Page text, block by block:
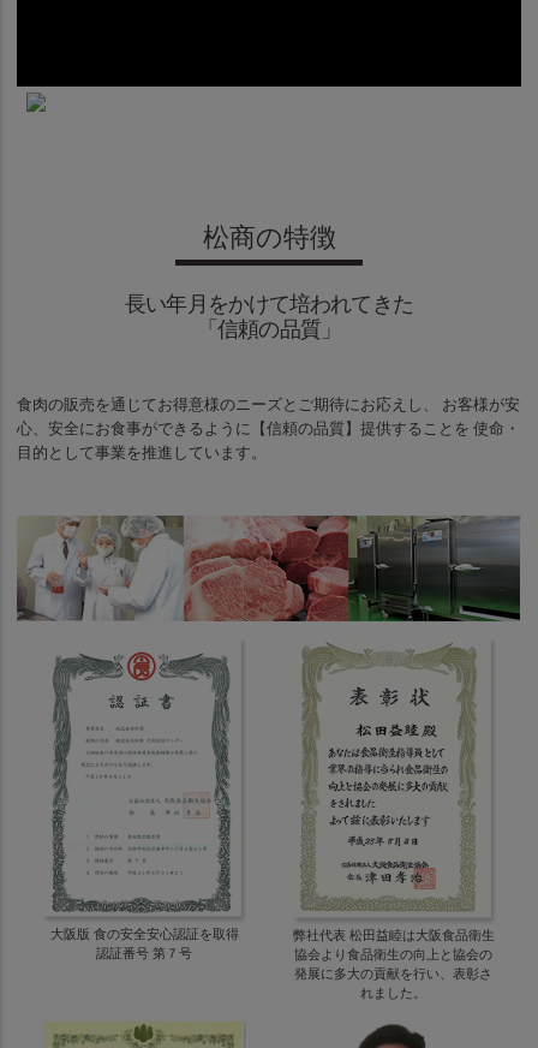
松商の特徴
長い年月をかけて培われてきた
「信頼の品質」
食肉の販売を通じてお得意様のニーズとご期待にお応えし、 お客様が安
心、安全にお食事ができるように【信頼の品質】提供することを 使命・
目的として事業を推進しています。
大阪版 食の安全安心認証を取得
認証番号 第７号
弊社代表 松田益睦は大阪食品衛生
協会より食品衛生の向上と協会の
発展に多大の貢献を行い、表彰さ
れました。